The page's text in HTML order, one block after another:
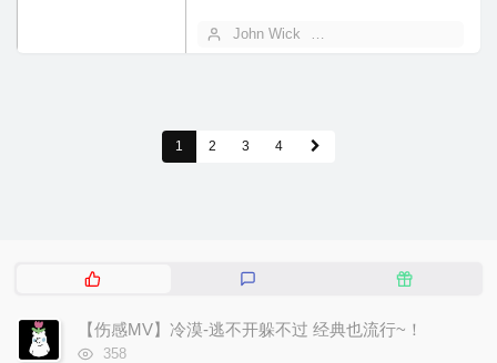
John Wick
1 2 3 4
热
文
章
评
随
文
【伤感MV】冷漠-逃不开躲不过 经典也流行~！
浏
358